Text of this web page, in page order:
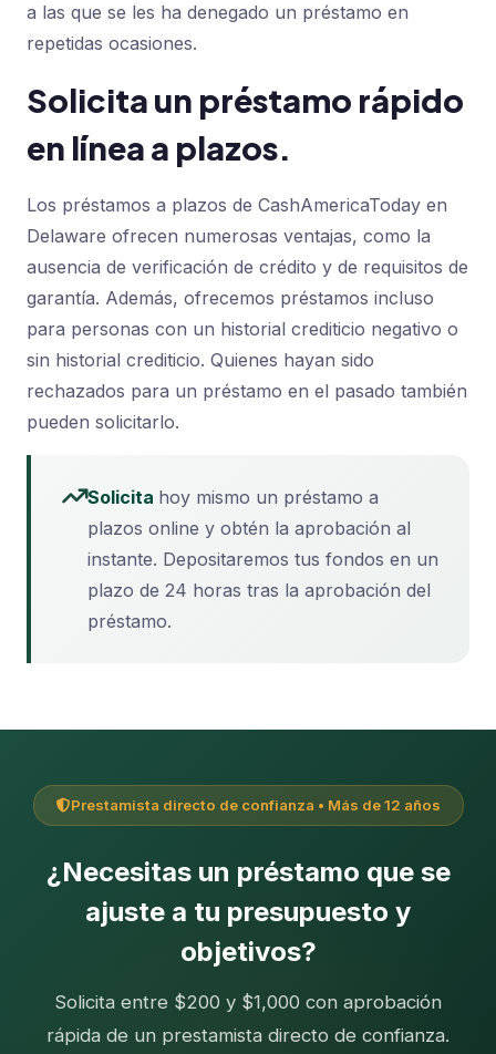
a las que se les ha denegado un préstamo en
repetidas ocasiones.
Solicita un préstamo rápido
en línea a plazos.
Los préstamos a plazos de CashAmericaToday en
Delaware ofrecen numerosas ventajas, como la
ausencia de verificación de crédito y de requisitos de
garantía. Además, ofrecemos préstamos incluso
para personas con un historial crediticio negativo o
sin historial crediticio. Quienes hayan sido
rechazados para un préstamo en el pasado también
pueden solicitarlo.
Solicita hoy mismo un préstamo a
plazos online y obtén la aprobación al
instante. Depositaremos tus fondos en un
plazo de 24 horas tras la aprobación del
préstamo.
Prestamista directo de confianza • Más de 12 años
¿Necesitas un préstamo que se
ajuste a tu presupuesto y
objetivos?
Solicita entre $200 y $1,000 con aprobación
rápida de un prestamista directo de confianza.